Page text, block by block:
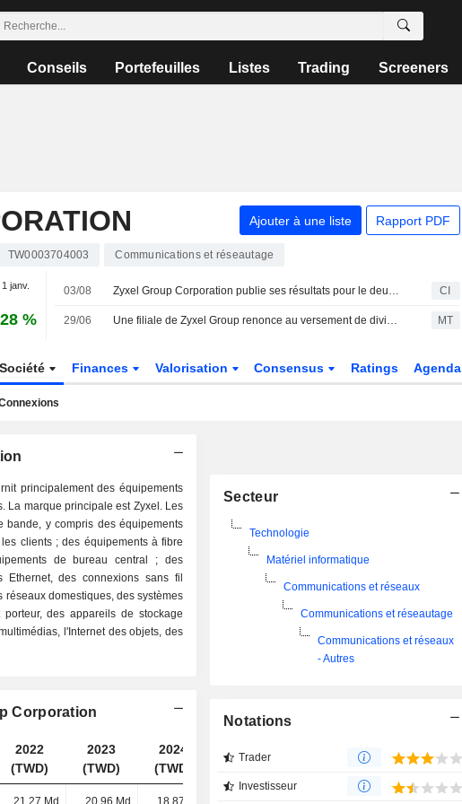
Conseils Portefeuilles Listes Trading Screeners
Ajouter à une liste Rapport PDF
TW0003704003 Communications et réseautage
janv.
%
03/08 Zyxel Group Corporation publie ses résultats pour le deuxième trimestre et le premier semestre clos le 30 juin 2026 CI
29/06 Une filiale de Zyxel Group renonce au versement de dividendes MT
Société Finances Valorisation Consensus Ratings Agenda
principalement des équipements
La marque principale est Zyxel. Les
bande, y compris des équipements
clients ; des équipements à fibre
de bureau central ; des
Ethernet, des connexions sans fil
domestiques, des systèmes
des appareils de stockage
l'Internet des objets, des
Corporation
2022
(TWD)
2023
(TWD)
2024
(TWD)
21,27 Md 20,96 Md 18,87 Md
Secteur
Technologie
Matériel informatique
Communications et réseaux
Communications et réseautage
Communications et réseaux
- Autres
Notations
Trader
Investisseur